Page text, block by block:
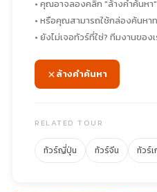
• คุณอาจลองคลิก "ล้างคำค้นห
• หรือคุณสามารถใช้กล่องค้นหา
• ยังไม่เจอทัวร์ที่ใช่? ทีมงานของ
ล้างคำค้นหา
RELATED TOUR
ทัวร์ญี่ปุ่น ทัวร์จีน ทัวร์